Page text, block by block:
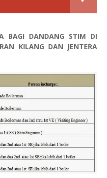
BAGI DANDANG STIM DI
KILANG DAN JENTERA